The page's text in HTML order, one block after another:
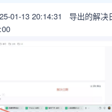
01-13 20:14:31 导出的解决